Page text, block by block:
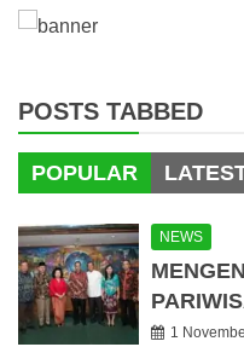
POSTS TABBED
POPULAR
NEWS
1